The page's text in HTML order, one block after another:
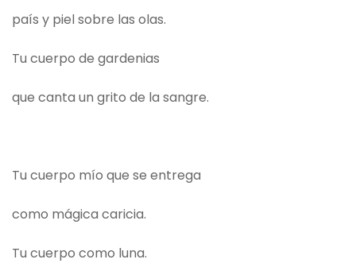
país y piel sobre las olas.
Tu cuerpo de gardenias
que canta un grito de la sangre.
Tu cuerpo mío que se entrega
como mágica caricia.
Tu cuerpo como luna.